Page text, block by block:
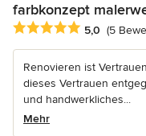
farbkonzept
Durchschnittliche
5,0 (5
Renovieren ist
dieses Vertrauen
und handwerkliches...
Mehr